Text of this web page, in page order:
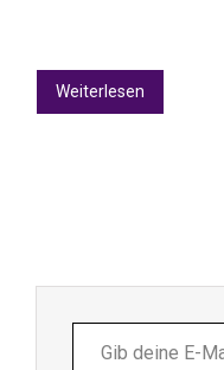
Weiterlesen
deine